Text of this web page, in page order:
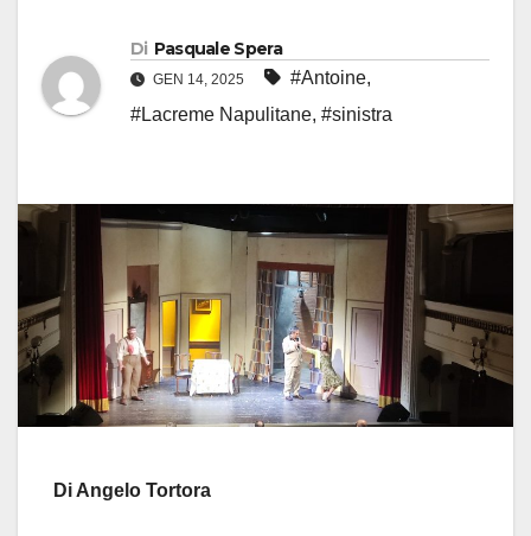
Di Pasquale Spera
GEN 14, 2025 #Antoine,
#Lacreme Napulitane, #sinistra
Di Angelo Tortora